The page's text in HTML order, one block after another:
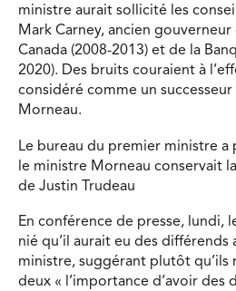
ministre aurait sollicité les
Mark Carney, ancien gouverneur
Canada (2008-2013) et de la
2020). Des bruits couraient à
considéré comme un
Morneau.
Le bureau du premier ministre a
le ministre Morneau conservait
de Justin Trudeau
En conférence de presse, lundi,
nié qu’il aurait eu des différends
ministre, suggérant plutôt qu’ils
deux « l’importance d’avoir des